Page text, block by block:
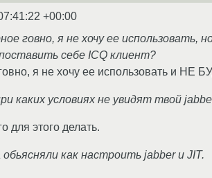
+00:00
говно, я не хочу ее использовать,
себе ICQ клиент?
я не хочу ее использовать и НЕ
каких условиях не увидят твой
для этого делать.
как настроить jabber и JIT.